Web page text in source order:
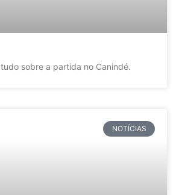
sobre a partida no Canindé.
NOTÍCIAS